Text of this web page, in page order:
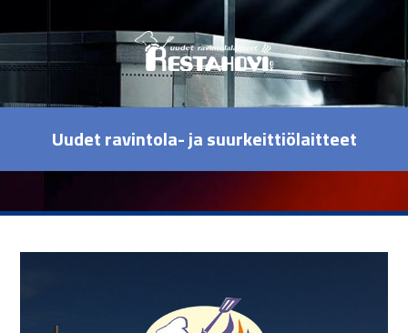
Uudet ravintola- ja suurkeittiölaitteet